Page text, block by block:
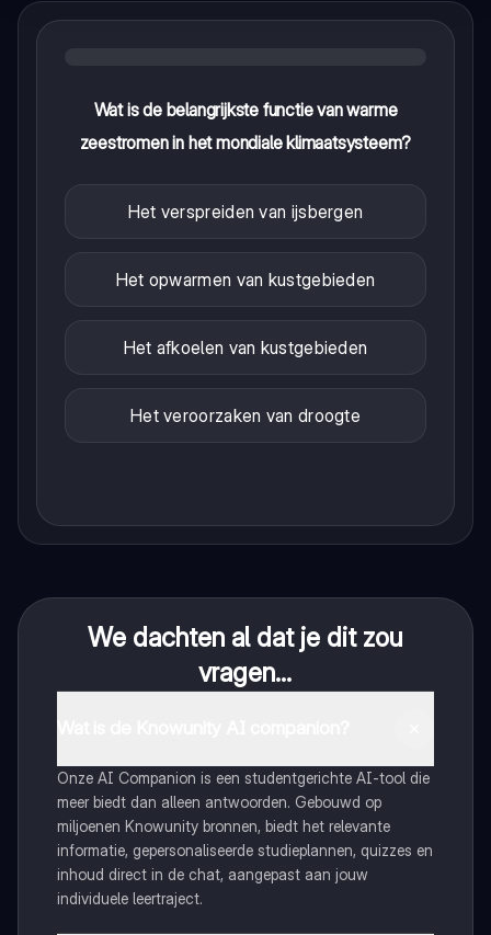
Wat is de belangrijkste functie van warme
zeestromen in het mondiale klimaatsysteem?
Het verspreiden van ijsbergen
Het opwarmen van kustgebieden
Het afkoelen van kustgebieden
Het veroorzaken van droogte
We dachten al dat je dit zou
vragen...
Onze AI Companion is een studentgerichte AI-tool die
meer biedt dan alleen antwoorden. Gebouwd op
miljoenen Knowunity bronnen, biedt het relevante
informatie, gepersonaliseerde studieplannen, quizzes en
inhoud direct in de chat, aangepast aan jouw
individuele leertraject.